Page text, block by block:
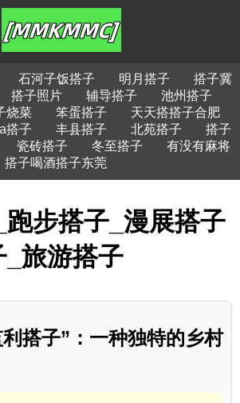
石河子饭搭子 明月搭子
搭子冀
搭子照片 辅导搭子
池州搭子
烧菜 笨蛋搭子
天天搭搭子合肥
搭子 丰县搭子 北苑搭子
搭子
瓷砖搭子 冬至搭子
有没有麻将
搭子喝酒搭子东莞
步搭子_漫展搭子
_旅游搭子
搭子”：一种独特的乡村